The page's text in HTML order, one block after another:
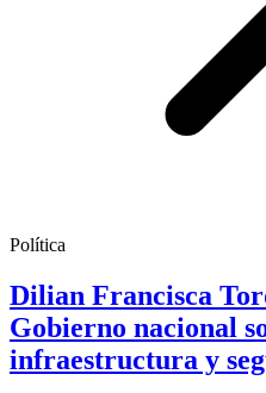
Política
Dilian Francisca
Gobierno nacional
infraestructura y